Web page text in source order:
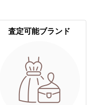
査定可能ブランド